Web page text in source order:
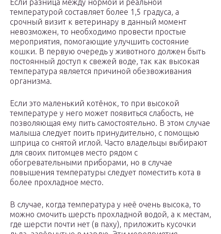
Если разница между нормой и реальной
температурой составляет более 1,5 градуса, а
срочный визит к ветеринару в данный момент
невозможен, то необходимо провести простые
мероприятия, помогающие улучшить состояние
кошки. В первую очередь у животного должен быть
постоянный доступ к свежей воде, так как высокая
температура является причиной обезвоживания
организма.
Если это маленький котёнок, то при высокой
температуре у него может появиться слабость, не
позволяющая ему пить самостоятельно. В этом случае
малыша следует поить принудительно, с помощью
шприца со снятой иглой. Часто владельцы выбирают
для своих питомцев место рядом с
обогревательными приборами, но в случае
повышения температуры следует поместить кота в
более прохладное место.
В случае, когда температура у неё очень высока, то
можно смочить шерсть прохладной водой, а к местам,
где шерсти почти нет (в паху), приложить кусочки